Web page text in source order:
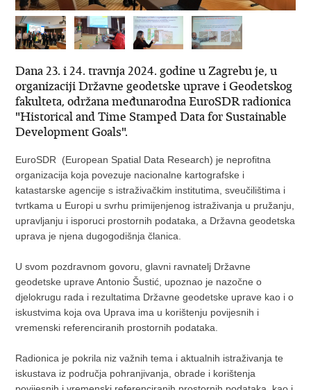
Dana 23. i 24. travnja 2024. godine u Zagrebu je, u
organizaciji Državne geodetske uprave i Geodetskog
fakulteta, održana međunarodna EuroSDR radionica
"Historical and Time Stamped Data for Sustainable
Development Goals".
EuroSDR (European Spatial Data Research) je neprofitna
organizacija koja povezuje nacionalne kartografske i
katastarske agencije s istraživačkim institutima, sveučilištima i
tvrtkama u Europi u svrhu primijenjenog istraživanja u pružanju,
upravljanju i isporuci prostornih podataka, a Državna geodetska
uprava je njena dugogodišnja članica.
U svom pozdravnom govoru, glavni ravnatelj Državne
geodetske uprave Antonio Šustić, upoznao je nazočne o
djelokrugu rada i rezultatima Državne geodetske uprave kao i o
iskustvima koja ova Uprava ima u korištenju povijesnih i
vremenski referenciranih prostornih podataka.
Radionica je pokrila niz važnih tema i aktualnih istraživanja te
iskustava iz područja pohranjivanja, obrade i korištenja